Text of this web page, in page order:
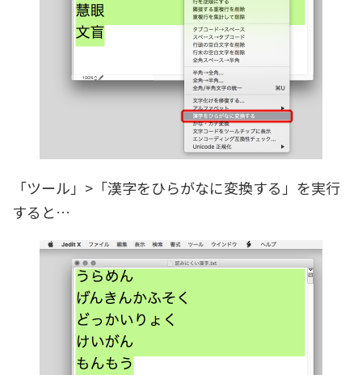
「ツール」>「漢字をひらがなに変換する」を実行
すると…